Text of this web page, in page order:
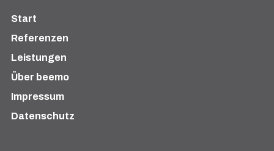
Start
Referenzen
Leistungen
Über beemo
Impressum
Datenschutz